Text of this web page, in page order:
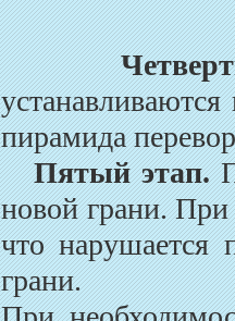
пирамида
Пятый этап.
новой грани. При
что нарушается
грани.